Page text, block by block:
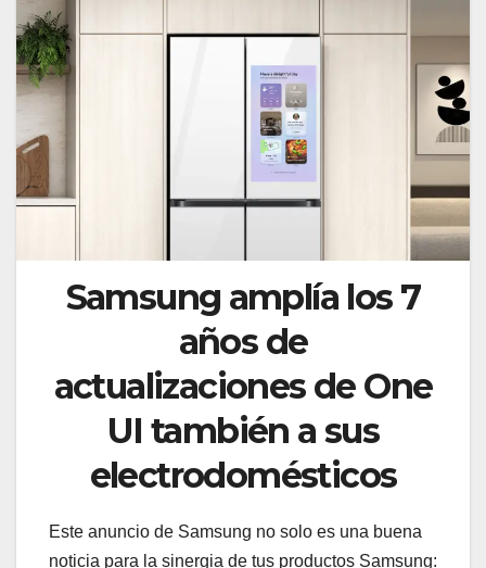
Samsung amplía los 7
años de
actualizaciones de One
UI también a sus
electrodomésticos
Este anuncio de Samsung no solo es una buena
noticia para la sinergia de tus productos Samsung: